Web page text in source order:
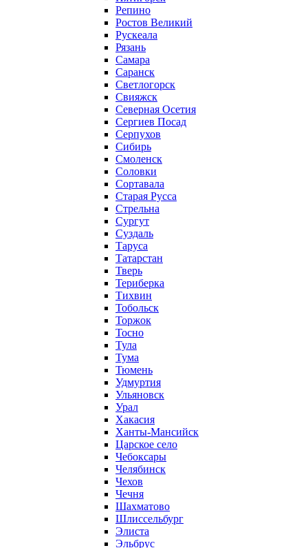
Репино
Ростов Великий
Рускеала
Рязань
Самара
Саранск
Светлогорск
Свияжск
Северная Осетия
Сергиев Посад
Серпухов
Сибирь
Смоленск
Соловки
Сортавала
Старая Русса
Стрельна
Сургут
Суздаль
Таруса
Татарстан
Тверь
Териберка
Тихвин
Тобольск
Торжок
Тосно
Тула
Тума
Тюмень
Удмуртия
Ульяновск
Урал
Хакасия
Ханты-Мансийск
Царское село
Чебоксары
Челябинск
Чехов
Чечня
Шахматово
Шлиссельбург
Элиста
Эльбрус